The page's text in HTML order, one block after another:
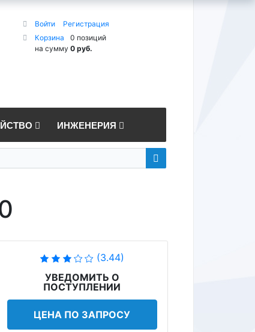
Войти
Регистрация
Корзина
0 позиций
на сумму 0 руб.
ИНЖЕНЕРИЯ
(3.44)
УВЕДОМИТЬ О
ПОСТУПЛЕНИИ
ЦЕНА ПО ЗАПРОСУ